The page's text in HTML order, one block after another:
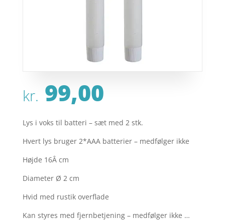
kr. 99,00
Lys i voks til batteri – sæt med 2 stk.
Hvert lys bruger 2*AAA batterier – medfølger ikke
Højde 16Â cm
Diameter Ø 2 cm
Hvid med rustik overflade
Kan styres med fjernbetjening – medfølger ikke …